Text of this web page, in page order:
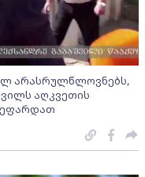
არასრულწლოვნებს,
აღკვეთის